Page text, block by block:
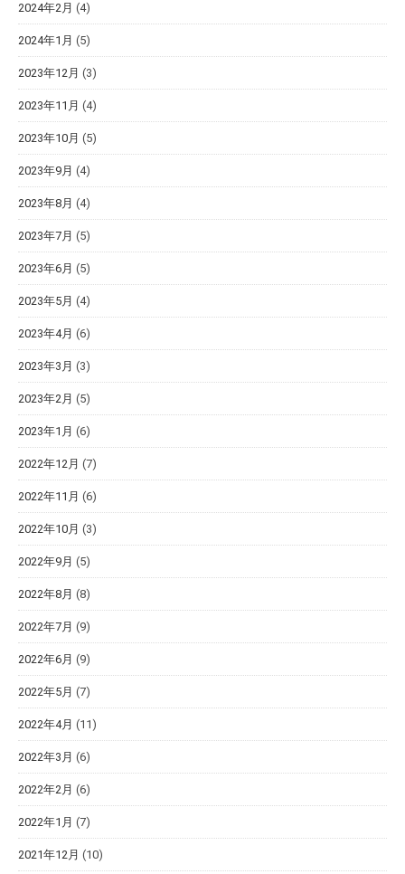
2024年2月 (4)
2024年1月 (5)
2023年12月 (3)
2023年11月 (4)
2023年10月 (5)
2023年9月 (4)
2023年8月 (4)
2023年7月 (5)
2023年6月 (5)
2023年5月 (4)
2023年4月 (6)
2023年3月 (3)
2023年2月 (5)
2023年1月 (6)
2022年12月 (7)
2022年11月 (6)
2022年10月 (3)
2022年9月 (5)
2022年8月 (8)
2022年7月 (9)
2022年6月 (9)
2022年5月 (7)
2022年4月 (11)
2022年3月 (6)
2022年2月 (6)
2022年1月 (7)
2021年12月 (10)